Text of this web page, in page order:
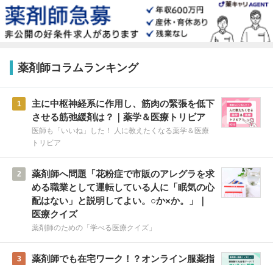
薬剤師コラムランキング
1
主に中枢神経系に作用し、筋肉の緊張を低下
させる筋弛緩剤は？｜薬学＆医療トリビア
医師も「いいね」した！ 人に教えたくなる薬学＆医療
トリビア
2
薬剤師へ問題「花粉症で市販のアレグラを求
める職業として運転している人に「眠気の心
配はない」と説明してよい。○か×か。」｜
医療クイズ
薬剤師のための「学べる医療クイズ」
3
薬剤師でも在宅ワーク！？オンライン服薬指